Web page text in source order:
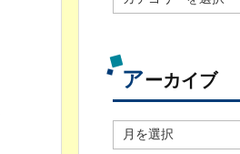
テ
別
アーカイブ
ー